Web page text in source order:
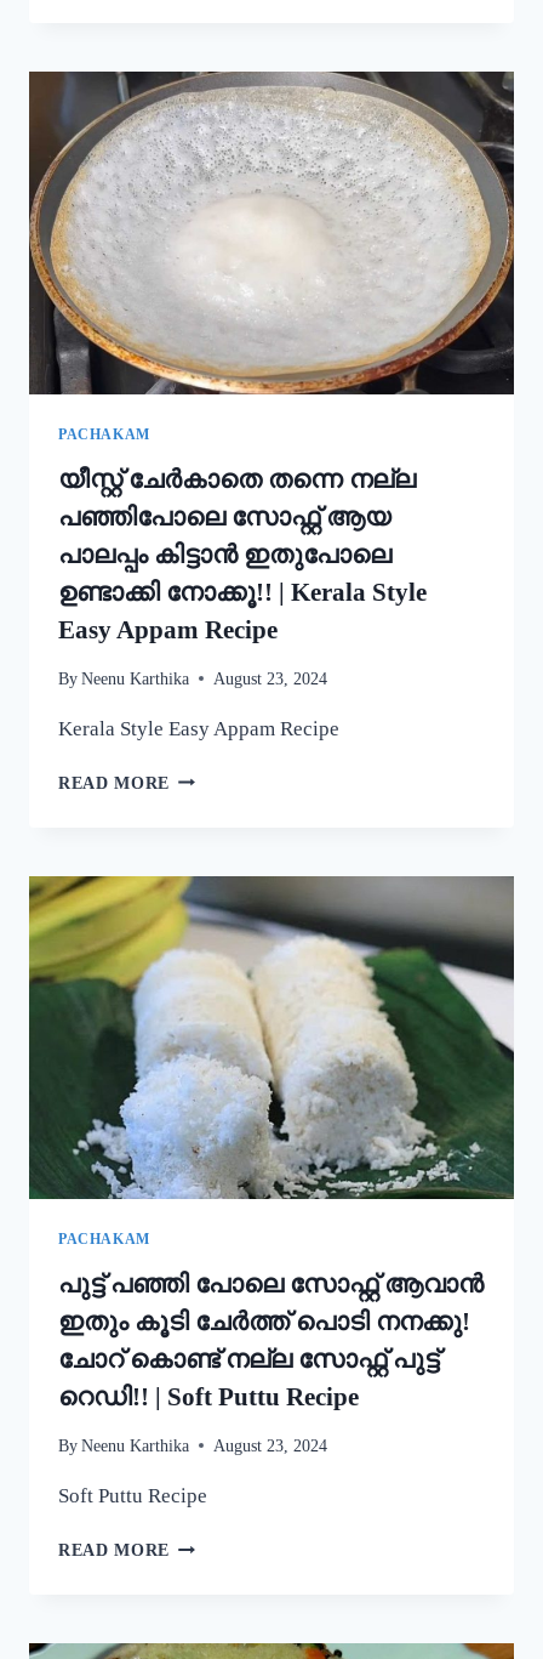
ചേർത്താൽ
അവിയൽ
കിടിലൻ
രുചിയാകും;
ഓണം
സദ്യ
അവിയൽ
ഉണ്ടാക്കൂ!
SADHYA
SPECIAL
PACHAKAM
യീസ്റ്റ് ചേർകാതെ തന്നെ നല്ല
പഞ്ഞിപോലെ സോഫ്റ്റ് ആയ
പാലപ്പം കിട്ടാൻ ഇതുപോലെ
ഉണ്ടാക്കി നോക്കൂ!! | Kerala Style
Easy Appam Recipe
By Neenu Karthika August 23, 2024
Kerala Style Easy Appam Recipe
READ MORE യീസ്റ്റ്
പഞ്ഞിപോലെ
സോഫ്റ്റ്
ആയ
പാലപ്പം
കിട്ടാൻ
ഇതുപോലെ
ഉണ്ടാക്കി
നോക്കൂ!!
|
KERALA
STYLE
EASY
APPAM
PACHAKAM
പുട്ട് പഞ്ഞി പോലെ സോഫ്റ്റ് ആവാൻ
ഇതും കൂടി ചേർത്ത് പൊടി നനക്കു!
ചോറ് കൊണ്ട് നല്ല സോഫ്റ്റ് പുട്ട്
റെഡി!! | Soft Puttu Recipe
By Neenu Karthika August 23, 2024
Soft Puttu Recipe
READ MORE പുട്ട്
ആവാൻ